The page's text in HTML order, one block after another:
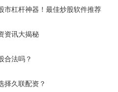
市杠杆神器！最佳炒股软件推荐
资讯大揭秘
合法吗？
择久联配资？